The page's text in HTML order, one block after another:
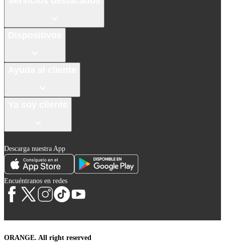
Descarga nuestra App
Encuéntranos en redes
ORANGE. All right reserved